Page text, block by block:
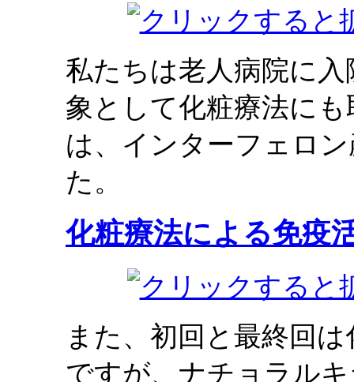
私たちは老人病院に
象として化粧療法に
は、インターフェロ
た。
化粧療法による免疫
また、初回と最終回
ですが、ナチョラル